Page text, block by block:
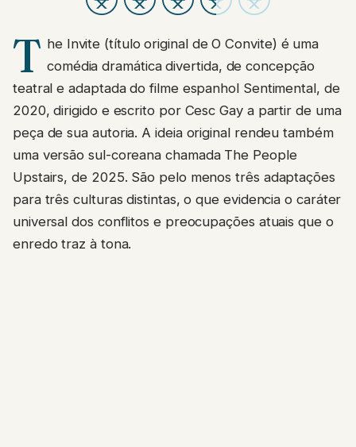
T he Invite (título original de O Convite) é uma
comédia dramática divertida, de concepção
teatral e adaptada do filme espanhol Sentimental, de
2020, dirigido e escrito por Cesc Gay a partir de uma
peça de sua autoria. A ideia original rendeu também
uma versão sul-coreana chamada The People
Upstairs, de 2025. São pelo menos três adaptações
para três culturas distintas, o que evidencia o caráter
universal dos conflitos e preocupações atuais que o
enredo traz à tona.